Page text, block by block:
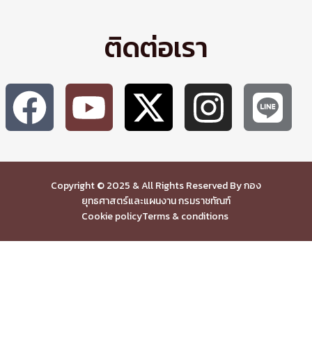
ติดต่อเรา
Copyright © 2025 & All Rights Reserved By กอง
ยุทธศาสตร์และแผนงาน กรมราชทัณฑ์
Cookie policyTerms & conditions